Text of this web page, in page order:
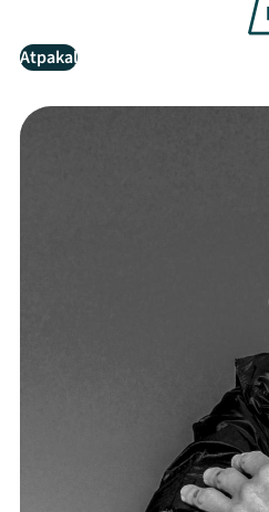
Atpakaļ